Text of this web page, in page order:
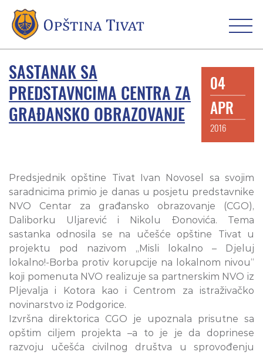
SASTANAK SA
PREDSTAVNCIMA CENTRA ZA
GRAĐANSKO OBRAZOVANJE
04
APR
2016
Predsjednik opštine Tivat Ivan Novosel sa svojim
saradnicima primio je danas u posjetu predstavnike
NVO Centar za građansko obrazovanje (CGO),
Daliborku Uljarević i Nikolu Đonovića. Tema
sastanka odnosila se na učešće opštine Tivat u
projektu pod nazivom „Misli lokalno – Djeluj
lokalno!-Borba protiv korupcije na lokalnom nivou“
koji pomenuta NVO realizuje sa partnerskim NVO iz
Pljevalja i Kotora kao i Centrom za istraživačko
novinarstvo iz Podgorice.
Izvršna direktorica CGO je upoznala prisutne sa
opštim ciljem projekta –a to je je da doprinese
razvoju učešća civilnog društva u sprovođenju